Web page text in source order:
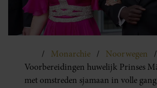
Monarchie
Noorwegen
Voorbereidingen huwelijk Prinses
met omstreden sjamaan in volle gang